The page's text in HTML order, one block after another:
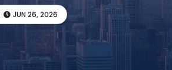
JUN 26, 2026